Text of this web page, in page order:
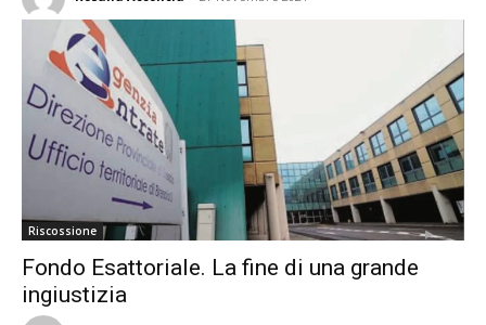
Riscossione
Fondo Esattoriale. La fine di una grande
ingiustizia